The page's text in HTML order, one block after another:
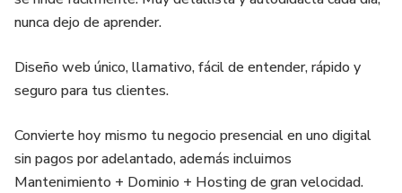
nunca dejo de aprender.
Diseño web único, llamativo, fácil de entender, rápido y
seguro para tus clientes.
Convierte hoy mismo tu negocio presencial en uno digital
sin pagos por adelantado, además incluimos
Mantenimiento + Dominio + Hosting de gran velocidad.